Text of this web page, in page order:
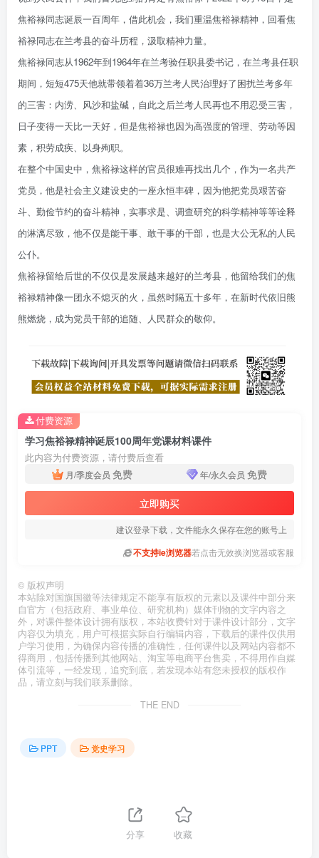
焦裕禄同志诞辰一百周年，借此机会，我们重温焦裕禄精神，回看焦
裕禄同志在兰考县的奋斗历程，汲取精神力量。
焦裕禄同志从1962年到1964年在兰考验任职县委书记，在兰考县任职
期间，短短475天他就带领着着36万兰考人民治理好了困扰兰考多年
的三害：内涝、风沙和盐碱，自此之后兰考人民再也不用忍受三害，
日子变得一天比一天好，但是焦裕禄也因为高强度的管理、劳动等因
素，积劳成疾、以身殉职。
在整个中国史中，焦裕禄这样的官员很难再找出几个，作为一名共产
党员，他是社会主义建设史的一座永恒丰碑，因为他把党员艰苦奋
斗、勤俭节约的奋斗精神，实事求是、调查研究的科学精神等等诠释
的淋漓尽致，他不仅是能干事、敢干事的干部，也是大公无私的人民
公仆。
焦裕禄留给后世的不仅仅是发展越来越好的兰考县，他留给我们的焦
裕禄精神像一团永不熄灭的火，虽然时隔五十多年，在新时代依旧熊
熊燃烧，成为党员干部的追随、人民群众的敬仰。
学习焦裕禄精神诞辰100周年党课材料课件
此内容为付费资源，请付费后查看
月/季度会员 免费 年/永久会员 免费
立即购买
建议登录下载，文件能永久保存在您的账号上
不支持ie浏览器若点击无效换浏览器或客服
付费资源
© 版权声明
本站除对国旗国徽等法律规定不能享有版权的元素以及课件中部分来
自官方（包括政府、事业单位、研究机构）媒体刊物的文字内容之
外，对课件整体设计拥有版权，本站收费针对于课件设计部分，文字
内容仅为填充，用户可根据实际自行编辑内容，下载后的课件仅供用
户学习使用，为确保内容传播的准确性，任何课件以及网站内容都不
得商用，包括传播到其他网站、淘宝等电商平台售卖，不得用作自媒
体引流等，一经发现，追究到底，若发现本站有您未授权的版权作
品，请立刻与我们联系删除。
THE END
PPT 党史学习
分享 收藏